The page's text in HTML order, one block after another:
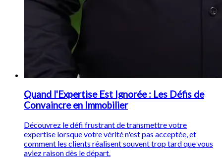
Quand l'Expertise Est Ignorée : Les Défis de
Convaincre en Immobilier
Découvrez le défi frustrant de transmettre votre
expertise lorsque votre vérité n'est pas acceptée, et
comment les clients réalisent souvent trop tard que vous
aviez raison dès le départ.